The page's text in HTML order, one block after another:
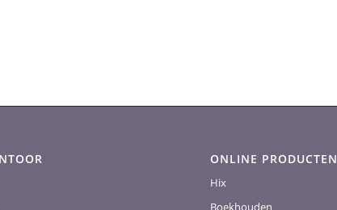
ONLINE PRODUCTEN
Hix
Boekhouden